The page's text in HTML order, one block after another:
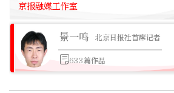
京报融媒工作室
景一鸣 北京日报社首席记者
633篇作品